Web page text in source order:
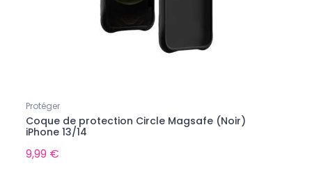
Protéger
Coque de protection Circle Magsafe (Noir)
iPhone 13/14
9,99 €